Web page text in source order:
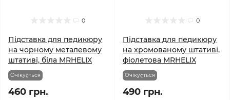
0
Підставка для педикюру
на чорному металевому
штативі, біла MRHELIX
Очікується
460 грн.
0
Підставка для педикюру
на хромованому штативі,
фіолетова MRHELIX
Очікується
490 грн.